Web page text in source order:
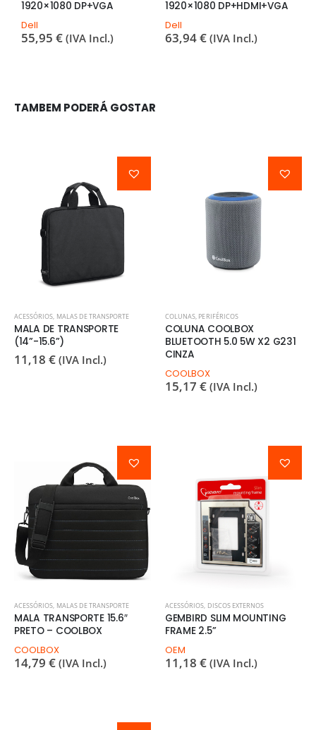
1920×1080 DP+VGA
Dell
55,95 € (IVA Incl.)
1920×1080 DP+HDMI+VGA
Dell
63,94€ (IVA Incl.)
TAMBEM PODERÁ GOSTAR
ACESSÓRIOS, MALAS DE TRANSPORTE
MALA DE TRANSPORTE
(14”-15.6”)
11,18 € (IVA Incl.)
COLUNAS, PERIFÉRICOS
COLUNA COOLBOX
BLUETOOTH 5.0 5W X2 G231
CINZA
COOLBOX
15,17 € (IVA Incl.)
ACESSÓRIOS, MALAS DE TRANSPORTE
MALA TRANSPORTE 15.6″
PRETO – COOLBOX
COOLBOX
14,79 € (IVA Incl.)
ACESSÓRIOS, DISCOS EXTERNOS
GEMBIRD SLIM MOUNTING
FRAME 2.5”
OEM
11,18 € (IVA Incl.)